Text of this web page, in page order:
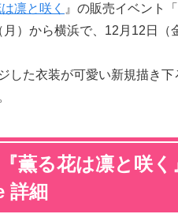
凛と咲く 』の販売イベント
）から横浜で、12月12日（
した衣装が可愛い新規描き
薫る花は凛と咲
詳細